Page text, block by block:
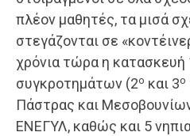
πλέον μαθητές, τα μισά
στεγάζονται σε
χρόνια τώρα η
συγκροτημάτων (2ο και 3ο
Πάστρας και
ΕΝΕΓΥΛ, καθώς και 5